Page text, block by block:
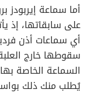
أما سماعة إيربودز
على سابقاتها، إذ
أي سماعات أذن
سقوطها خارج
السماعة الخاصة
يُطلب منك ذلك